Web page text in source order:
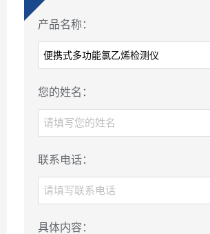
产品名称：
您的姓名：
联系电话：
具体内容：